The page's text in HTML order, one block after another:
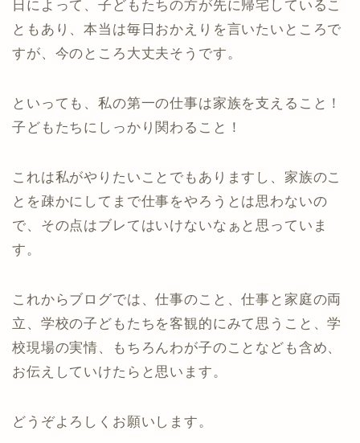
日によって、子どもたちの方が先に帰宅しているこ
ともあり、本当は毎日おかえりを言いたいところで
すが、今のところ大丈夫そうです。
といっても、私の第一の仕事は家族を支えること！
子どもたちにしっかり関わること！
これは私がやりたいことでもありますし、家族のこ
とを疎かにしてまで仕事をやろうとは思わないの
で、その点はブレてはいけないなぁと思っていま
す。
これからブログでは、仕事のこと、仕事と家庭の両
立、学校の子どもたちを客観的にみて思うこと、学
校現場の実情、もちろんわが子のことなども含め、
お伝えしていけたらと思います。
どうぞよろしくお願いします。